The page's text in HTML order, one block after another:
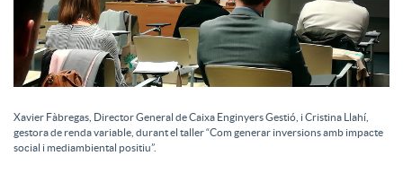
n
t
i
Xavier Fàbregas, Director General de Caixa Enginyers Gestió, i Cristina Llahí,
gestora de renda variable, durant el taller “Com generar inversions amb impacte
social i mediambiental positiu”.